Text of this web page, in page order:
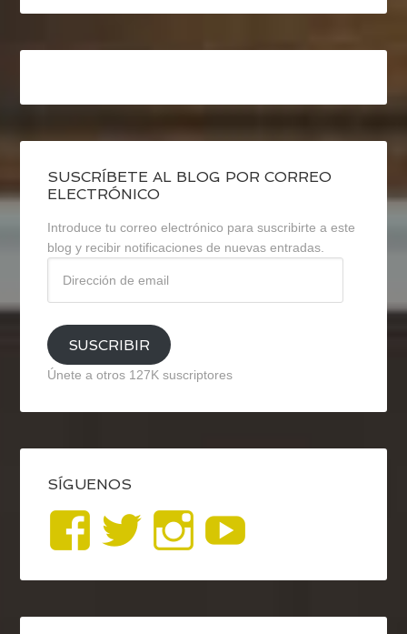
SUSCRÍBETE AL BLOG POR CORREO
ELECTRÓNICO
Introduce tu correo electrónico para suscribirte a este
blog y recibir notificaciones de nuevas entradas.
email
SUSCRIBIR
Únete a otros 127K suscriptores
SÍGUENOS
Ver
perfil
de
Ver
perfil
de
Ver
perfil
de